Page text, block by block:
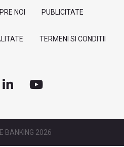
NOI PUBLICITATE
TERMENI SI CONDITII
BANKING 2026